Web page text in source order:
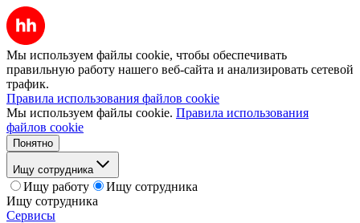
Мы используем файлы cookie, чтобы обеспечивать
правильную работу нашего веб-сайта и анализировать сетевой
трафик.
Правила использования файлов cookie
Мы используем файлы cookie. Правила использования
файлов cookie
Понятно
Ищу сотрудника
Ищу работу
Ищу сотрудника
Ищу сотрудника
Сервисы